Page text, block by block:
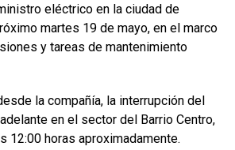
eléctrico en la ciudad de
martes 19 de mayo, en el marco
y tareas de mantenimiento
la compañía, la interrupción del
en el sector del Barrio Centro,
12:00 horas aproximadamente.